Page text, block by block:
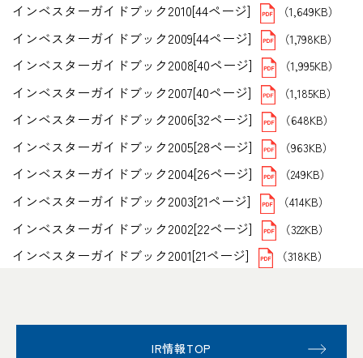
インベスターガイドブック2010[44ページ] （1,649KB）
インベスターガイドブック2009[44ページ] （1,798KB）
インベスターガイドブック2008[40ページ] （1,995KB）
インベスターガイドブック2007[40ページ] （1,185KB）
インベスターガイドブック2006[32ページ] （648KB）
インベスターガイドブック2005[28ページ] （963KB）
インベスターガイドブック2004[26ページ] （249KB）
インベスターガイドブック2003[21ページ] （414KB）
インベスターガイドブック2002[22ページ] （322KB）
インベスターガイドブック2001[21ページ] （318KB）
IR情報TOP